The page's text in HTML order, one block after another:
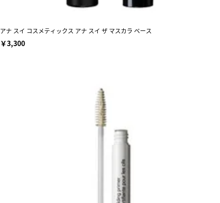
アナ スイ コスメティックス アナ スイ ザ マスカラ ベース
￥3,300